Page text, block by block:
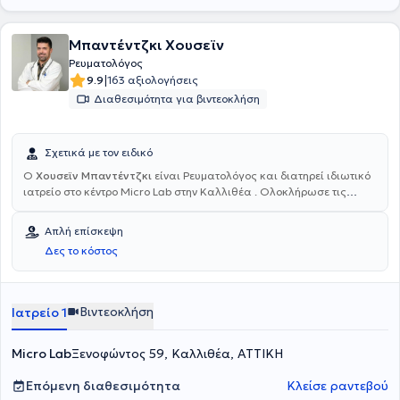
Μπαντέντζκι Χουσεϊν
Ρευματολόγος
9.9|163 αξιολογήσεις
Διαθεσιμότητα για βιντεοκλήση
Σχετικά με τον ειδικό
Ο Χουσεϊν Μπαντέντζκι είναι Ρευματολόγος και διατηρεί ιδιωτικό
ιατρείο στο κέντρο Micro Lab στην Καλλιθέα . Ολοκλήρωσε τις
Θράκης και στη συνέχεια απέκτησε επιπλέον πτυχίο
Ρευματολογίας από το University of Bochum στη Γερμανία και
ειδικεύτηκε στη Ρευματολογία στο Ρευματολογικό Νοσοκομείο
Χέρνε της Γερμανίας. Τέλος, έχει τελέσει Επικουρικός Επιμελητής Β,
πληθώρα περιστατικών και αποκτώντας εμπειρία στο αντικείμενό
του.
Απλή επίσκεψη
Δες το κόστος
Ιατρείο 1 Βιντεοκλήση
Micro LabΞενοφώντος 59, Καλλιθέα, ΑΤΤΙΚΗ
Επόμενη διαθεσιμότητα
Κλείσε ραντεβού